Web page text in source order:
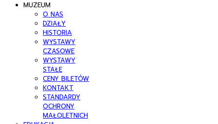
MUZEUM
O NAS
DZIAŁY
HISTORIA
WYSTAWY
CZASOWE
WYSTAWY
STAŁE
CENY BILETÓW
KONTAKT
STANDARDY
OCHRONY
MAŁOLETNICH